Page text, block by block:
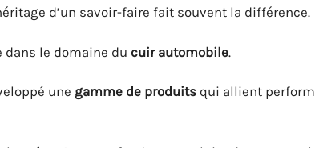
d’un savoir-faire fait souvent la différence.
dans le domaine du cuir automobile.
une gamme de produits qui allient